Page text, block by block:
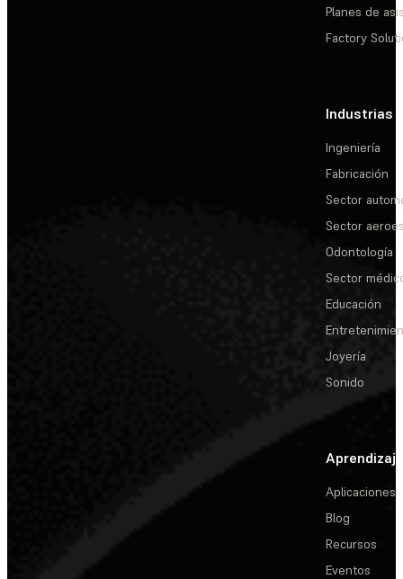
Planes de
Factory
Industrias
Ingeniería
Fabricación
Sector
Sector
Odontología
Sector
Educación
Joyería
Sonido
Aprendizaje
Aplicaciones
Blog
Recursos
Eventos